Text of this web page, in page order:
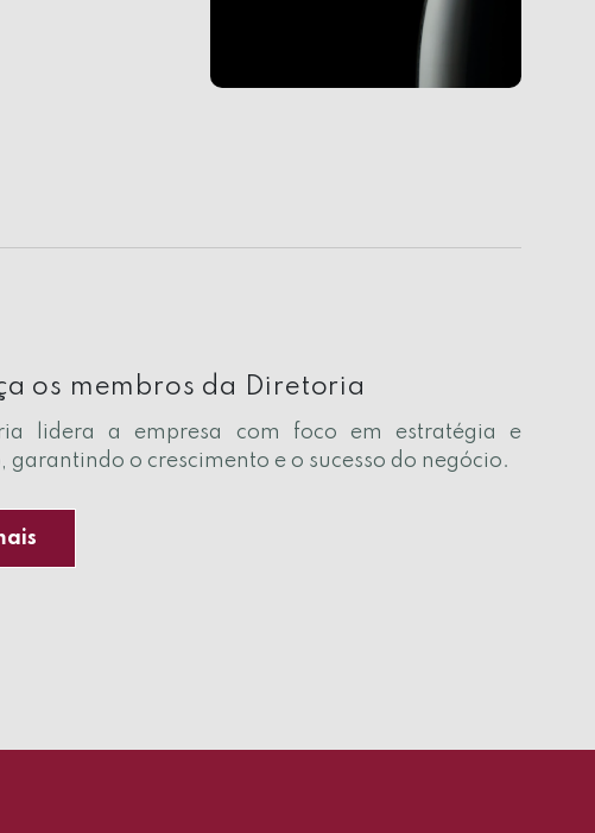
os membros da Diretoria
lidera a empresa com foco em estratégia e
garantindo o crescimento e o sucesso do negócio.